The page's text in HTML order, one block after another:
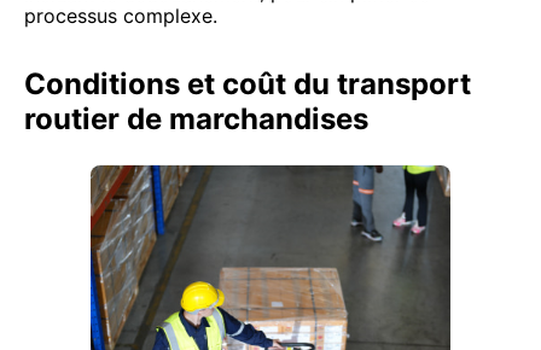
processus complexe.
Conditions et coût du transport
routier de marchandises